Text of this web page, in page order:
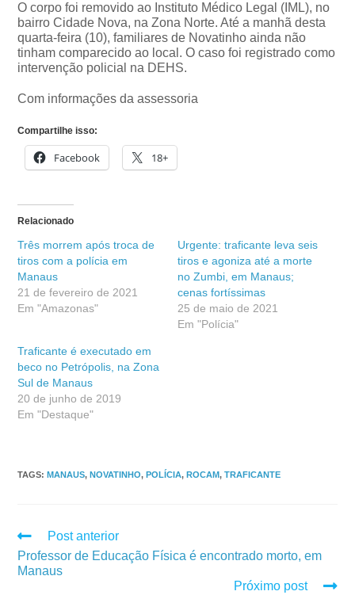
O corpo foi removido ao Instituto Médico Legal (IML), no
bairro Cidade Nova, na Zona Norte. Até a manhã desta
quarta-feira (10), familiares de Novatinho ainda não
tinham comparecido ao local. O caso foi registrado como
intervenção policial na DEHS.
Com informações da assessoria
Compartilhe isso:
Facebook 18+
Relacionado
Três morrem após troca de
tiros com a polícia em
Manaus
21 de fevereiro de 2021
Em "Amazonas"
Urgente: traficante leva seis
tiros e agoniza até a morte
no Zumbi, em Manaus;
cenas fortíssimas
25 de maio de 2021
Em "Polícia"
Traficante é executado em
beco no Petrópolis, na Zona
Sul de Manaus
20 de junho de 2019
Em "Destaque"
TAGS: MANAUS, NOVATINHO, POLÍCIA, ROCAM, TRAFICANTE
Post anterior
Professor de Educação Física é encontrado morto, em
Manaus
Próximo post